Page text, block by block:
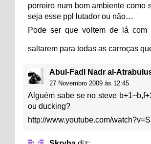
porreiro num bom ambiente
seja esse ppl lutador ou não…
Pode ser que voltem de lá
saltarem para todas as carroças
Abul-Fadl Nadr al-
27 Novembro 2009 às 12:45
Alguém sabe se no steve
ou ducking?
http://www.youtube.com/